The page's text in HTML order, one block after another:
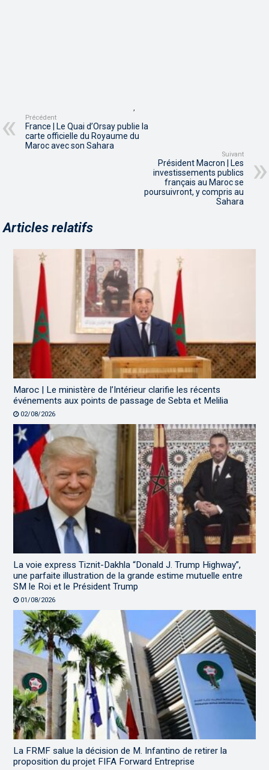
,
Précédent
France | Le Quai d’Orsay publie la
carte officielle du Royaume du
Maroc avec son Sahara
Suivant
Président Macron | Les
investissements publics
français au Maroc se
poursuivront, y compris au
Sahara
Articles relatifs
Maroc | Le ministère de l’Intérieur clarifie les récents
événements aux points de passage de Sebta et Melilia
02/08/2026
La voie express Tiznit-Dakhla “Donald J. Trump Highway”,
une parfaite illustration de la grande estime mutuelle entre
SM le Roi et le Président Trump
01/08/2026
La FRMF salue la décision de M. Infantino de retirer la
proposition du projet FIFA Forward Entreprise